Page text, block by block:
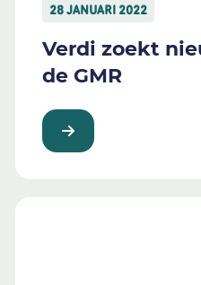
28 JANUARI 2022
Verdi zoekt
de GMR